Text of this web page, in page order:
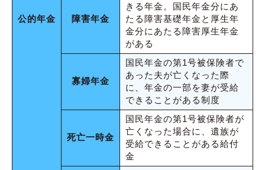
公的年金 障害年金
きる年金。国民年金分にあ
たる障害基礎年金と厚生年
金分にあたる障害厚生年金
がある
寡婦年金
国民年金の第1号被保険者で
あった夫が亡くなった際
に、年金の一部を妻が受給
できることがある制度
死亡一時金
国民年金の第1号被保険者が
亡くなった場合に、遺族が
受給できることがある給付
金